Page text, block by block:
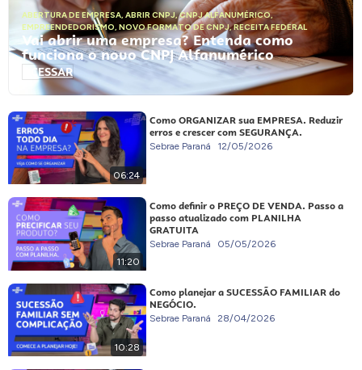
ABERTURA DE EMPRESA, ABRIR CNPJ,CNPJ ALFANUMÉRICO,
EMPREENDEDORISMO, NOVO FORMATO DE CNPJ,RECEITA FEDERAL
Vai abrir uma empresa? Entenda como
funciona o novo CNPJ Alfanumérico
ACESSAR
06:24
Como ORGANIZAR sua EMPRESA. Reduzir
erros e crescer com SEGURANÇA.
Sebrae Paraná 12/05/2026
11:20
Como definir o PREÇO DE VENDA. Passo a
passo atualizado com PLANILHA
GRATUITA
Sebrae Paraná 05/05/2026
10:28
Como planejar a SUCESSÃO FAMILIAR do
NEGÓCIO.
Sebrae Paraná 28/04/2026